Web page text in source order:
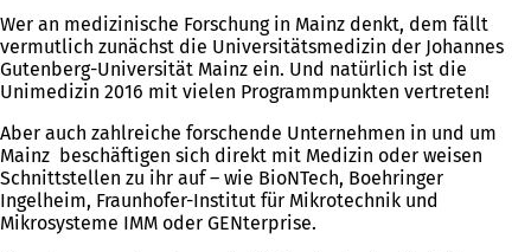
Wer an medizinische Forschung in Mainz denkt, dem fällt
vermutlich zunächst die Universitätsmedizin der Johannes
Gutenberg-Universität Mainz ein. Und natürlich ist die
Unimedizin 2016 mit vielen Programmpunkten vertreten!
Aber auch zahlreiche forschende Unternehmen in und um
Mainz beschäftigen sich direkt mit Medizin oder weisen
Schnittstellen zu ihr auf – wie BioNTech, Boehringer
Ingelheim, Fraunhofer-Institut für Mikrotechnik und
Mikrosysteme IMM oder GENterprise.